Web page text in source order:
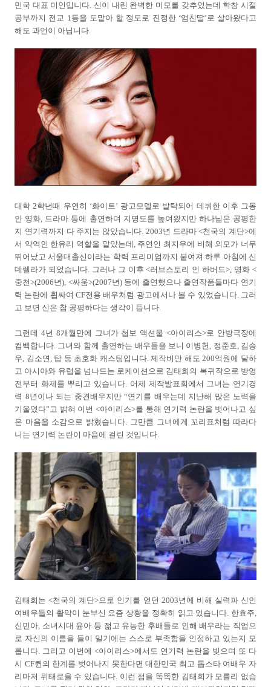
민국 대표 미인입니다. 신이 내린 완벽한 미모를 갖추었는데 학창 시절
공부까지 전교 1등을 도맡아 할 정도로 진정한 ‘엄친딸’로 살아왔다고
해도 과언이 아닙니다.
대학 2학년때 우연히 ‘화이트’ 광고모델로 발탁되어 데뷔한 이후 그동
안 영화, 드라마 등에 출연하며 지명도를 높여왔지만 하나님은 공평한
지 연기력까지 다 주지는 않았습니다. 2003년 드라마 <천국의 계단>에
서 악역인 한유리 역할을 맡았는데, 주연인 최지우에 비해 외모가 너무
뛰어났고 서울대출신이라는 학력 프리미엄까지 붙여져 하루 아침에 신
데렐라가 되었습니다. 그러나 그 이후 <러브스토리 인 하버드>, 영화 <
중천>(2006년), <싸움>(2007년) 등에 출연했으나 출연작품들마다 연기
력 논란에 휩싸여 CF전용 배우처럼 광고에서나 볼 수 있었습니다. 그러
고 보면 신은 참 공평하다는 생각이 듭니다.
그런데 4년 8개월만에 그녀가 첩보 액션물 <아이리스>로 안방극장에
컴백합니다. 그녀와 함께 출연하는 배우들을 보니 이병헌, 정준호, 김승
우, 김소연, 탑 등 초호화 캐스팅입니다. 제작비만 해도 200억원에 달하
고 아시아와 유럽을 넘나드는 로케이션으로 김태희의 복귀작으로 방영
전부터 화제를 뿌리고 있습니다. 어제 제작발표회에서 그녀는 연기경
력 8년이나 되는 중견배우지만 “연기를 배우는데 지난해 많은 노력을
기울였다”고 밝혀 이번 <아이리스>를 통해 연기력 논란을 벗어나고 싶
은 마음을 소감으로 밝혔습니다. 그만큼 그녀에게 꼬리표처럼 따라다
니는 연기력 논란이 마음에 걸린 것입니다.
김태희는 <천국의 계단>으로 인기를 얻던 2003년에 비해 실력파 신인
여배우들의 활약이 눈부신 요즘 상황을 정확히 읽고 있습니다. 한효주,
신민아, 소녀시대 윤아 등 젊고 유능한 후배들로 인해 배우라는 직업으
로 자신의 이름을 들이 밀기에는 스스로 부족함을 인정하고 있는지 모
릅니다. 그리고 이번에 <아이리스>에서도 연기력 논란을 빚으며 또 다
시 CF퀸의 한계를 벗어나지 못한다면 대한민국 최고 톱스타 여배우 자
리마저 위태로울 수 있습니다. 이런 점을 똑똑한 김태희가 모를리 없습